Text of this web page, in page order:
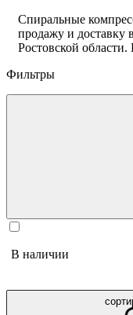
Спиральные
продажу и доставку
Ростовской
Фильтры
В наличии